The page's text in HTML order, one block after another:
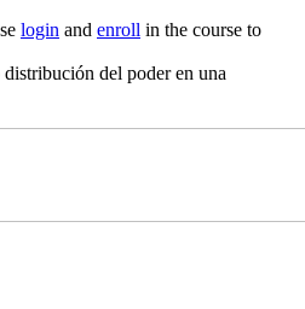
login and enroll in the course to
del poder en una